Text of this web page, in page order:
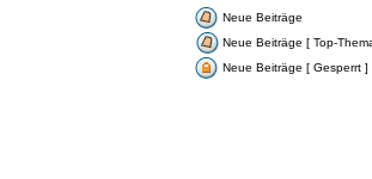
Neue Beiträge
Neue Beiträge [ Top-
Neue Beiträge [ Gesperrt ]